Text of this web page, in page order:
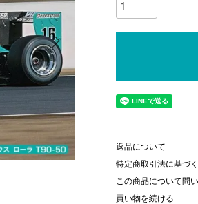
返品について
特定商取引法に基づ
この商品について問
買い物を続ける